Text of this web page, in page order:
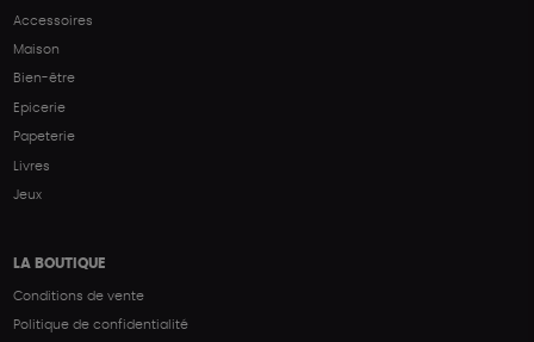
Accessoires
Maison
Bien-être
Epicerie
Papeterie
Livres
Jeux
LA BOUTIQUE
Conditions de vente
Politique de confidentialité